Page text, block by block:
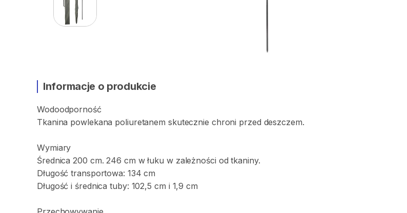
Informacje o produkcie
Wodoodporność
Tkanina powlekana poliuretanem skutecznie chroni przed deszczem.
Wymiary
Średnica 200 cm. 246 cm w łuku w zależności od tkaniny.
Długość transportowa: 134 cm
Długość i średnica tuby: 102​,​5 cm i 1​,​9 cm